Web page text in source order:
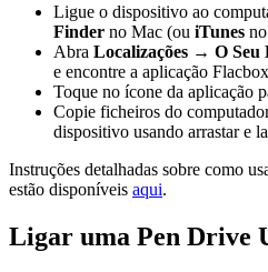
Ligue o dispositivo ao
Finder no Mac (ou iTunes
Abra Localizações → O
e encontre a aplicação
Toque no ícone da aplicação
Copie ficheiros do
dispositivo usando arrastar e
Instruções detalhadas sobre como
estão disponíveis aqui.
Ligar uma Pen Drive